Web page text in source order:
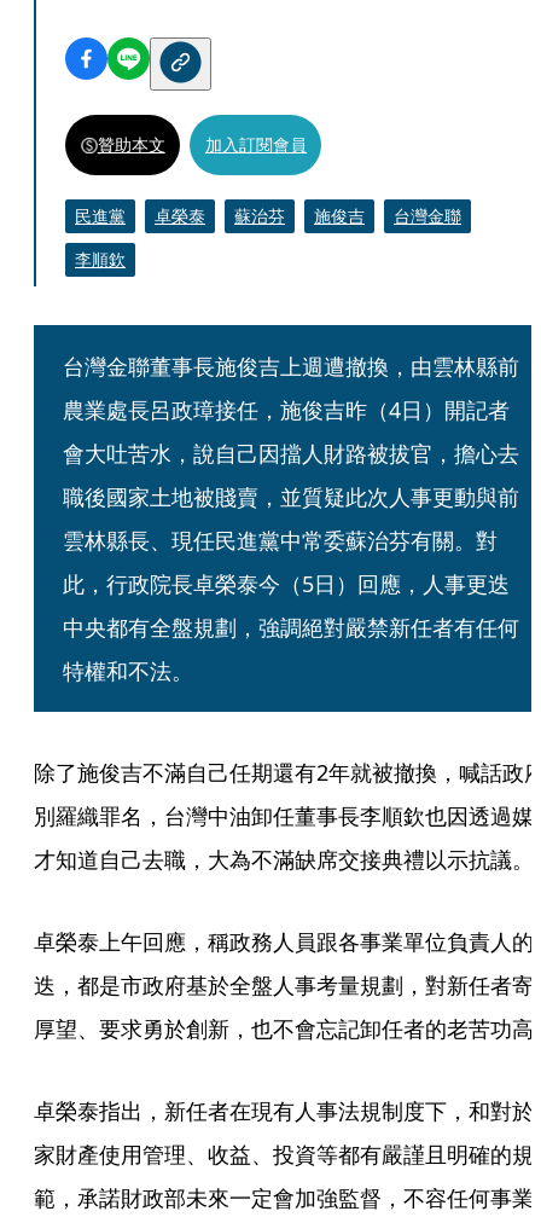
贊助本文 加入訂閱會員
民進黨 卓榮泰 蘇治芬 施俊吉
台灣金聯
李順欽
台灣金聯董事長施俊吉上週遭撤換，由雲林縣前
農業處長呂政璋接任，施俊吉昨（4日）開記者
會大吐苦水，說自己因擋人財路被拔官，擔心去
職後國家土地被賤賣，並質疑此次人事更動與前
雲林縣長、現任民進黨中常委蘇治芬有關。對
此，行政院長卓榮泰今（5日）回應，人事更迭
中央都有全盤規劃，強調絕對嚴禁新任者有任何
特權和不法。
除了施俊吉不滿自己任期還有2年就被撤換，喊話政
別羅織罪名，台灣中油卸任董事長李順欽也因透過媒
才知道自己去職，大為不滿缺席交接典禮以示抗議。
卓榮泰上午回應，稱政務人員跟各事業單位負責人的
迭，都是市政府基於全盤人事考量規劃，對新任者寄
厚望、要求勇於創新，也不會忘記卸任者的老苦功高
卓榮泰指出，新任者在現有人事法規制度下，和對於
家財產使用管理、收益、投資等都有嚴謹且明確的規
範，承諾財政部未來一定會加強監督，不容任何事業